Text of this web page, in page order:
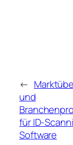
←
und
für ID-
Software